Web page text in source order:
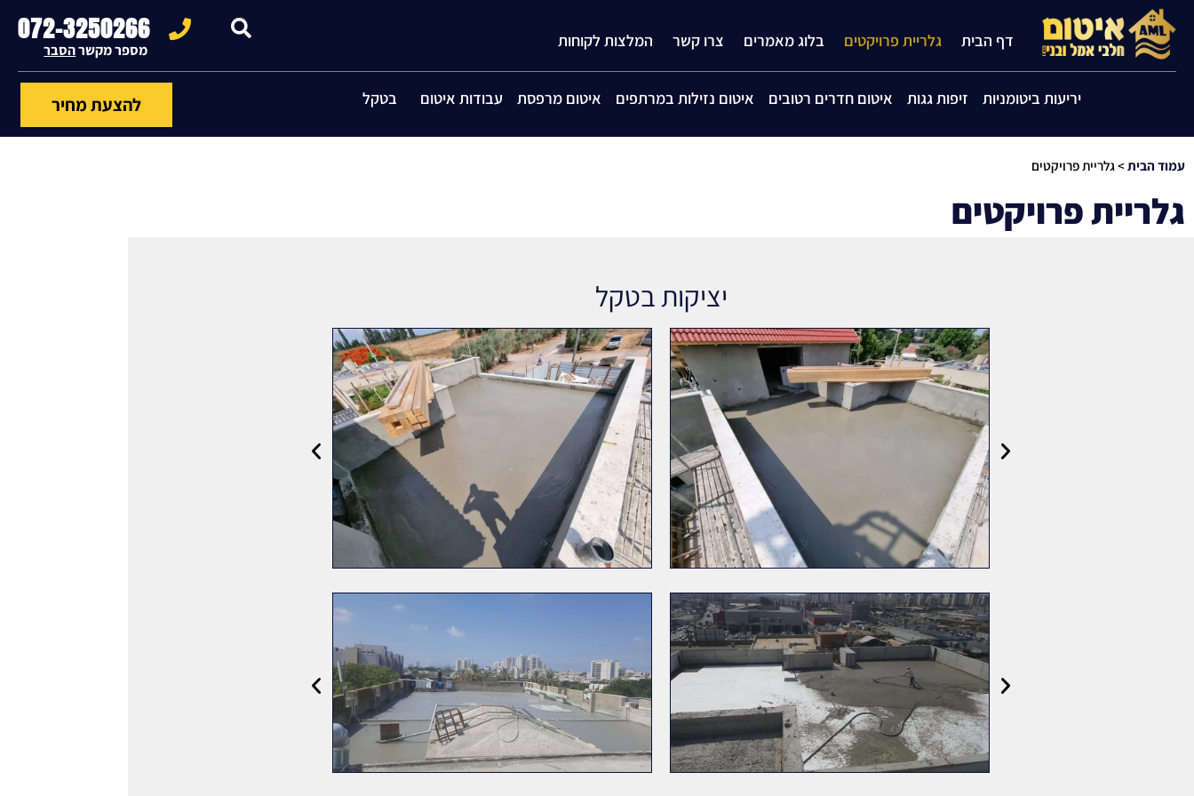
דף הבית גלריית פרויקטים בלוג מאמרים צרו קשר המלצות לקוחות 072-3250266
מספר מקשר הסבר
יריעות ביטומניות זיפות גגות איטום חדרים רטובים איטום נזילות במרתפים איטום מרפסת עבודות איטום בטקל להצעת מחיר
עמוד הבית>גלריית פרויקטים
גלריית פרויקטים
יציקות בטקל